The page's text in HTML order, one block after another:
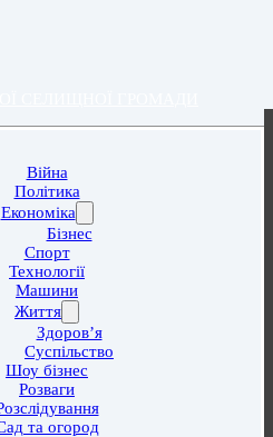
Війна
Політика
Економіка
Бізнес
Спорт
Технології
Машини
Життя
Здоров’я
Суспільство
Шоу бізнес
Розваги
та огород